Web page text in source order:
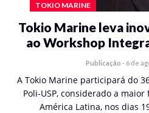
TOKIO MARINE
Tokio Marine leva
ao Workshop
Publicação - 6 de
A Tokio Marine participará do
Poli-USP, considerado a
América Latina, nos dias